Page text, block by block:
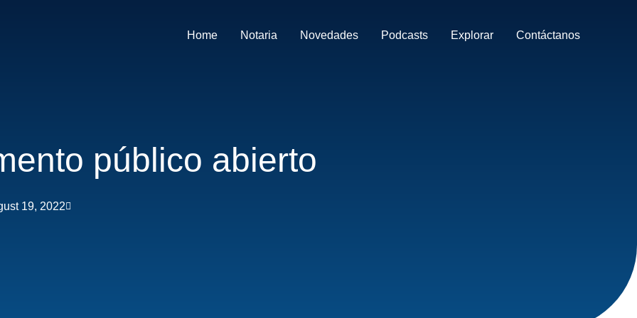
Home Notaria Novedades Podcasts Explorar Contáctanos
público abierto
19, 2022